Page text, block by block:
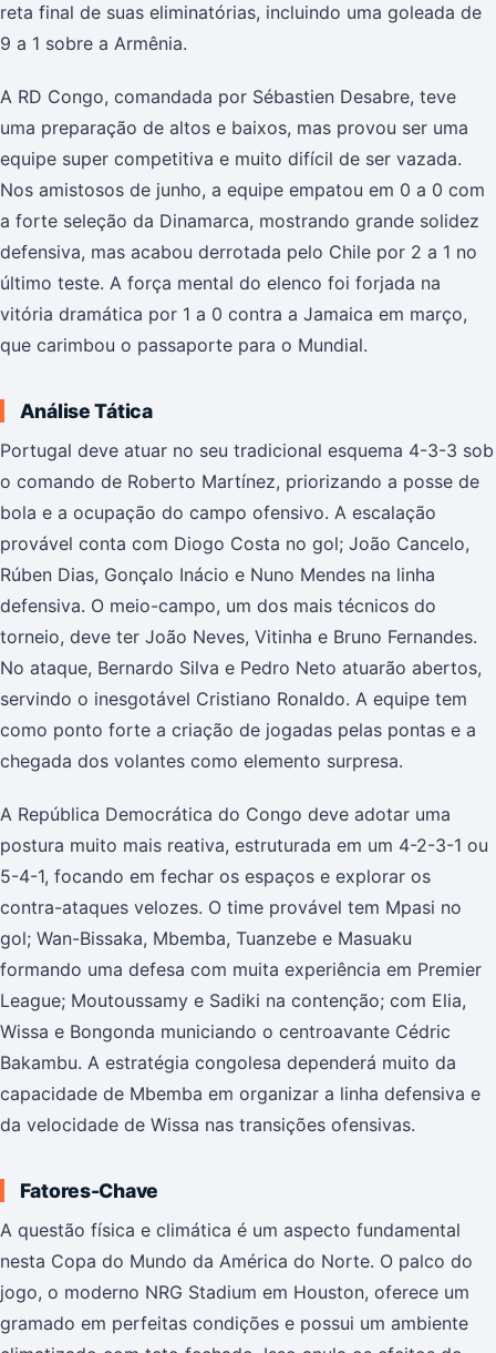
reta final de suas eliminatórias, incluindo uma goleada de
9 a 1 sobre a Armênia.
A RD Congo, comandada por Sébastien Desabre, teve
uma preparação de altos e baixos, mas provou ser uma
equipe super competitiva e muito difícil de ser vazada.
Nos amistosos de junho, a equipe empatou em 0 a 0 com
a forte seleção da Dinamarca, mostrando grande solidez
defensiva, mas acabou derrotada pelo Chile por 2 a 1 no
último teste. A força mental do elenco foi forjada na
vitória dramática por 1 a 0 contra a Jamaica em março,
que carimbou o passaporte para o Mundial.
Análise Tática
Portugal deve atuar no seu tradicional esquema 4-3-3 sob
o comando de Roberto Martínez, priorizando a posse de
bola e a ocupação do campo ofensivo. A escalação
provável conta com Diogo Costa no gol; João Cancelo,
Rúben Dias, Gonçalo Inácio e Nuno Mendes na linha
defensiva. O meio-campo, um dos mais técnicos do
torneio, deve ter João Neves, Vitinha e Bruno Fernandes.
No ataque, Bernardo Silva e Pedro Neto atuarão abertos,
servindo o inesgotável Cristiano Ronaldo. A equipe tem
como ponto forte a criação de jogadas pelas pontas e a
chegada dos volantes como elemento surpresa.
A República Democrática do Congo deve adotar uma
postura muito mais reativa, estruturada em um 4-2-3-1 ou
5-4-1, focando em fechar os espaços e explorar os
contra-ataques velozes. O time provável tem Mpasi no
gol; Wan-Bissaka, Mbemba, Tuanzebe e Masuaku
formando uma defesa com muita experiência em Premier
League; Moutoussamy e Sadiki na contenção; com Elia,
Wissa e Bongonda municiando o centroavante Cédric
Bakambu. A estratégia congolesa dependerá muito da
capacidade de Mbemba em organizar a linha defensiva e
da velocidade de Wissa nas transições ofensivas.
Fatores-Chave
A questão física e climática é um aspecto fundamental
nesta Copa do Mundo da América do Norte. O palco do
jogo, o moderno NRG Stadium em Houston, oferece um
gramado em perfeitas condições e possui um ambiente